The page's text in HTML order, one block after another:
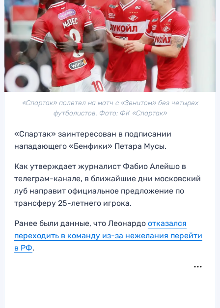
«Спартак» полетел на матч с «Зенитом» без четырех
футболистов. Фото: ФК «Спартак»
«Спартак» заинтересован в подписании
нападающего «Бенфики» Петара Мусы.
Как утверждает журналист Фабио Алейшо в
телеграм-канале, в ближайшие дни московский
луб направит официальное предложение по
трансферу 25-летнего игрока.
Ранее были данные, что Леонардо отказался
переходить в команду из-за нежелания перейти
в РФ.